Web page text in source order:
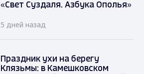
«Свет Суздаля. Азбука Ополья»
5 дней назад
Праздник ухи на берегу
Клязьмы: в Камешковском